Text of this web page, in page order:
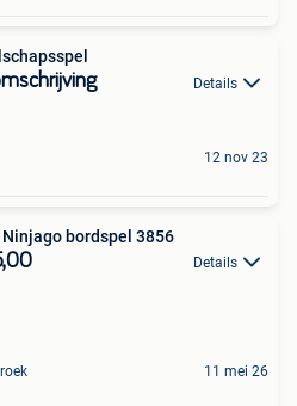
Details
12 nov 23
Ninjago bordspel 3856
Details
11 mei 26